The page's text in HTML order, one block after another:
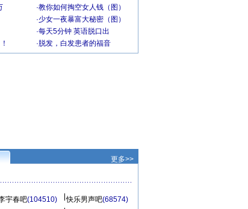
·教你如何掏空女人钱（图）
·少女一夜暴富大秘密（图）
·每天5分钟 英语脱口出
· 脱发，白发患者的福音
更多>>
宇春吧(104510) 快乐男声吧(68574)